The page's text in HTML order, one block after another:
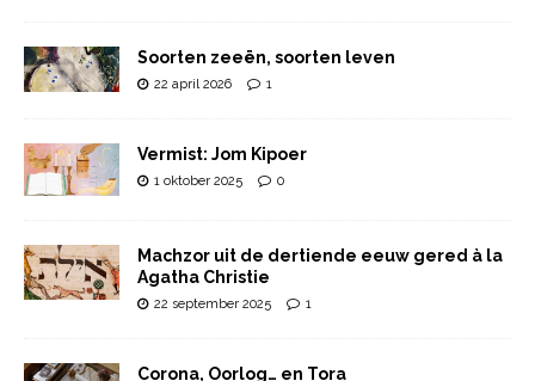
Soorten zeeën, soorten leven
22 april 2026 1
Vermist: Jom Kipoer
1 oktober 2025 0
Machzor uit de dertiende eeuw gered à la
Agatha Christie
22 september 2025 1
Corona, Oorlog… en Tora